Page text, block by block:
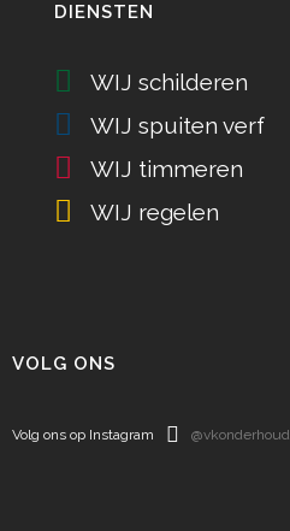
DIENSTEN
WIJ schilderen
WIJ spuiten verf
WIJ timmeren
WIJ regelen
VOLG ONS
Volg ons op Instagram @vkonderhoud